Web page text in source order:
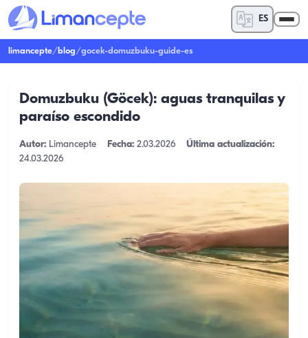
ES
limancepte/blog/gocek-domuzbuku-guide-es
Domuzbuku (Göcek): aguas tranquilas y
paraíso escondido
Autor: Limancepte Fecha: 2.03.2026
Última actualización:
24.03.2026